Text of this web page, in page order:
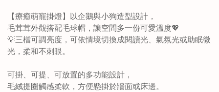
【療癒萌寵掛燈】以企鵝與小狗造型設計，
毛茸茸外觀搭配毛球帽，讓空間多一份可愛溫度💖
💡三檔可調亮度，可依情境切換成閱讀光、氣氛光或助眠微
光，柔和不刺眼。
可掛、可提、可放置的多功能設計，
毛絨提圈觸感柔軟，方便懸掛於牆面或床邊。